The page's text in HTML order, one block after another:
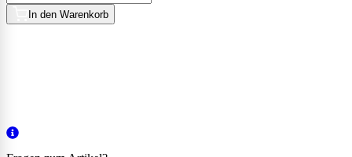
Masken
Displaybox
In den Warenkorb